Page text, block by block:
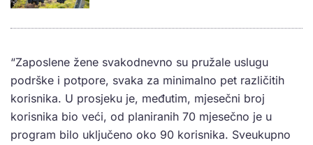
“Zaposlene žene svakodnevno su pružale uslugu
podrške i potpore, svaka za minimalno pet različitih
korisnika. U prosjeku je, međutim, mjesečni broj
korisnika bio veći, od planiranih 70 mjesečno je u
program bilo uključeno oko 90 korisnika. Sveukupno